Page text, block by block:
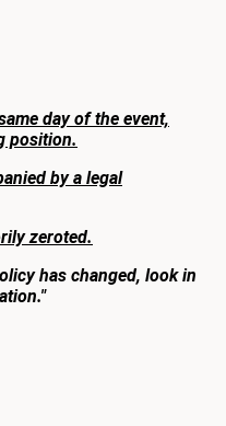
day of the event,
position.
by a legal
zeroted.
has changed, look in